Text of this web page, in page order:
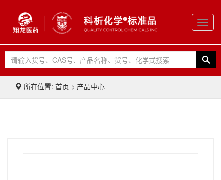
所在位置: 首页 > 产品中心